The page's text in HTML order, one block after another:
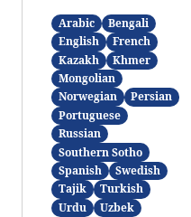
Arabic
Bengali
English
French
Kazakh
Khmer
Mongolian
Norwegian
Persian
Portuguese
Russian
Southern Sotho
Spanish
Swedish
Tajik
Turkish
Urdu
Uzbek